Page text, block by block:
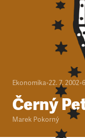
Ekonomika•22. 7. 2002•6
Černý
Marek Pokorný